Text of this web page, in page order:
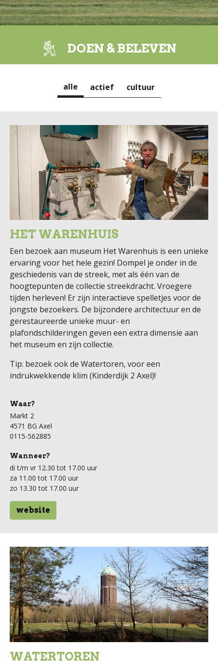
DOEN & BELEVEN
alle actief cultuur
HET WARENHUIS
Een bezoek aan museum Het Warenhuis is een unieke
ervaring voor het hele gezin! Dompel je onder in de
geschiedenis van de streek, met als één van de
hoogtepunten de collectie streekdracht. Vroegere
tijden herleven! Er zijn interactieve spelletjes voor de
jongste bezoekers. De bijzondere architectuur en de
gerestaureerde unieke muur- en
plafondschilderingen geven een extra dimensie aan
het museum en zijn collectie.
Tip: bezoek ook de Watertoren, voor een
indrukwekkende klim (Kinderdijk 2 Axel)!
Waar?
Markt 2
4571 BG Axel
0115-562885
Wanneer?
di t/m vr 12.30 tot 17.00 uur
za 11.00 tot 17.00 uur
zo 13.30 tot 17.00 uur
website
WATERTOREN